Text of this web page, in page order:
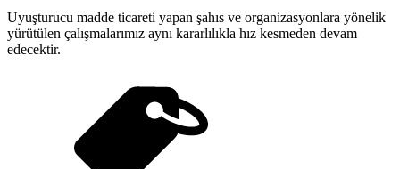
Uyuşturucu madde ticareti yapan şahıs ve organizasyonlara yönelik
yürütülen çalışmalarımız aynı kararlılıkla hız kesmeden devam
edecektir.